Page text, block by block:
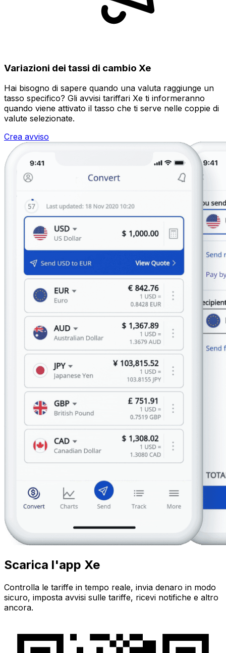
Variazioni dei tassi di cambio Xe
Hai bisogno di sapere quando una valuta raggiunge un
tasso specifico? Gli avvisi tariffari Xe ti informeranno
quando viene attivato il tasso che ti serve nelle coppie di
valute selezionate.
Crea avviso
Scarica l'app Xe
Controlla le tariffe in tempo reale, invia denaro in modo
sicuro, imposta avvisi sulle tariffe, ricevi notifiche e altro
ancora.